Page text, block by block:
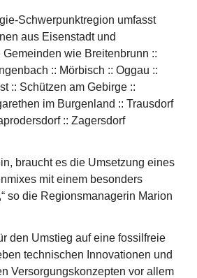
Schwerpunktregion umfasst
aus Eisenstadt und
Gemeinden wie Breitenbrunn ::
:: Mörbisch :: Oggau ::
:: Schützen am Gebirge ::
im Burgenland :: Trausdorf
:: Zagersdorf
braucht es die Umsetzung eines
mit einem besonders
so die Regionsmanagerin Marion
den Umstieg auf eine fossilfreie
technischen Innovationen und
Versorgungskonzepten vor allem